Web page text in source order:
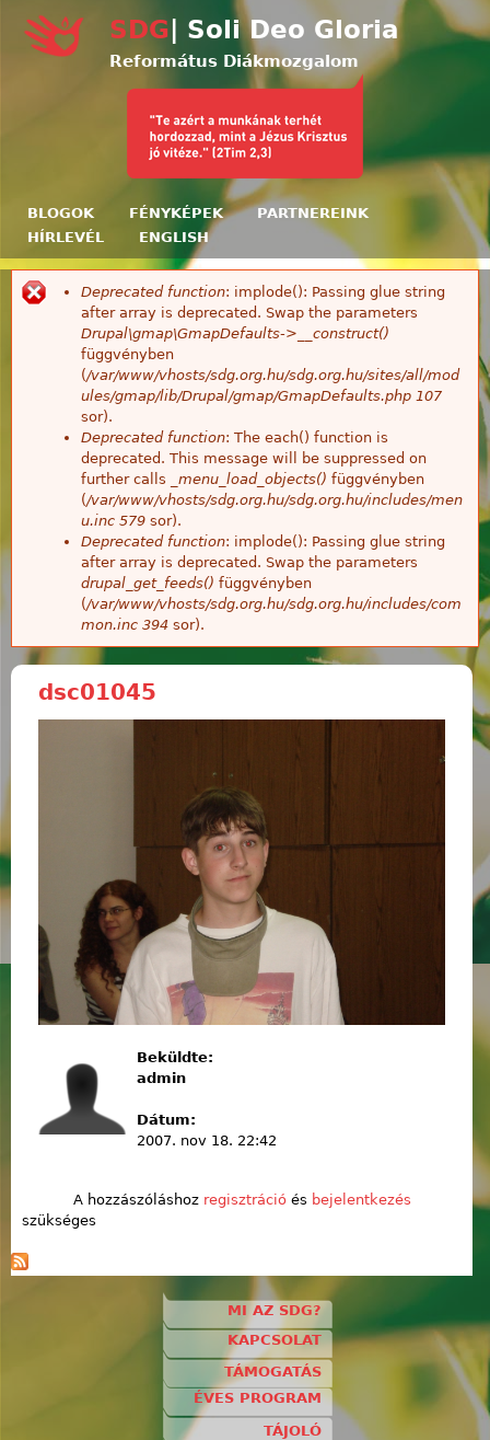
Ugrás a tartalomra
SDG | Soli Deo Gloria
Református Diákmozgalom
BLOGOK FÉNYKÉPEK
PARTNEREINK
HÍRLEVÉL
ENGLISH
Hibaüzenet
Deprecated function: implode(): Passing glue string
after array is deprecated. Swap the parameters
Drupal\gmap\GmapDefaults->__construct()
függvényben
(/var/www/vhosts/sdg.org.hu/sdg.org.hu/sites/all/mod
ules/gmap/lib/Drupal/gmap/GmapDefaults.php 107
sor).
Deprecated function: The each() function is
deprecated. This message will be suppressed on
further calls
_menu_load_objects() függvényben
(/var/www/vhosts/sdg.org.hu/sdg.org.hu/includes/men
u.inc 579 sor).
Deprecated function: implode(): Passing glue string
after array is deprecated. Swap the parameters
drupal_get_feeds() függvényben
(/var/www/vhosts/sdg.org.hu/sdg.org.hu/includes/com
mon.inc 394 sor).
dsc01045
Beküldte:
admin
Dátum:
2007. nov 18. 22:42
A hozzászóláshoz regisztrációés bejelentkezés
szükséges
MI AZ SDG?
KAPCSOLAT
TÁMOGATÁS
ÉVES PROGRAM
TÁJOLÓ